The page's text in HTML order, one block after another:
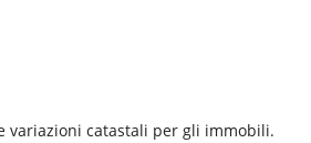
variazioni catastali per gli immobili.